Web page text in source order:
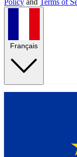
Policy and Terms of
Français